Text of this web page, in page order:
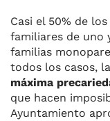
Casi el 50% de
familiares de uno
familias
todos los casos, la
máxima
que hacen
Ayuntamiento